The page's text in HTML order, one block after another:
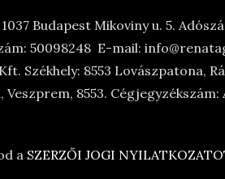
Budapest Mikoviny u. 5.
50098248 E-mail:
Székhely: 8553 Lovászpatona,
8553. Cégjegyzékszám:
a SZERZŐI JOGI